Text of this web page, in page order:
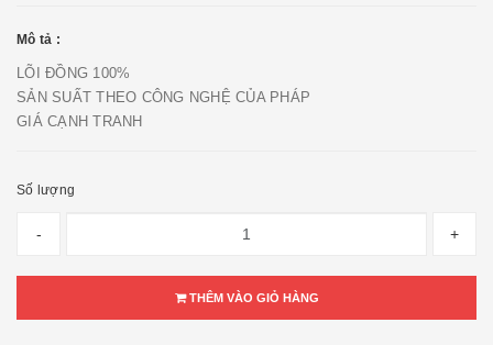
Mô tả :
LÕI ĐỒNG 100%
SẢN SUẤT THEO CÔNG NGHỆ CỦA PHÁP
GIÁ CẠNH TRANH
Số lượng
- +
THÊM VÀO GIỎ HÀNG